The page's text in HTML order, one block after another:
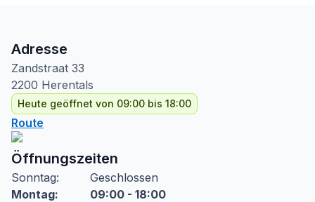
Adresse
Zandstraat 33
2200 Herentals
Heute geöffnet von 09:00 bis 18:00
Route
Öffnungszeiten
Sonntag:
Geschlossen
Montag:
09:00 - 18:00